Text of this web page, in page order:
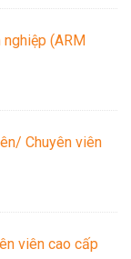
nghiệp (ARM
Chuyên viên
viên cao cấp